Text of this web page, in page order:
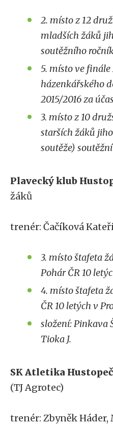
2. místo z 12
mladších žáků
soutěžního
5. místo ve
házenkářského
2015/2016 za
3. místo z 10
starších žáků
soutěže)
Plavecký klub
žáků
trenér: Čačíková
3. místo štafeta
Pohár ČR 10
4. místo štafeta
ČR 10 letých v
složení: Pinkava
Tioka J.
SK Atletika
(TJ Agrotec)
trenér: Zbyněk Háder,